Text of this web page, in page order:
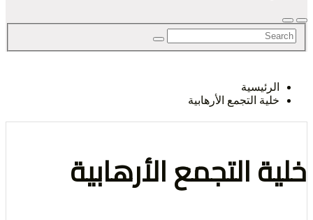
التجمع الأرهابية
التجمع الأرهابية